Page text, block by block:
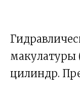
макулатуры
цилиндр.